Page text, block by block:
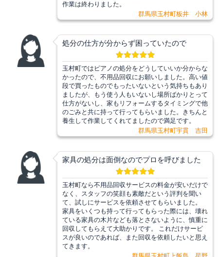
作業は終わりました。
群馬県玉村町板井 小林
処分の仕方が分からず困っていたので
玉村町ではピアノの処分をどうしていいか分からな
かったので、不用品回収にお願いしました。高い値
段で買ったものでもったいないという気持ちもあり
ましたが、もう使う人もいないし場所ばかりとって
仕方がないし、家もリフォームするタイミングで他
のごみと共に持って行ってもらいました。きちんと
養生して作業してくれてましたので満足です。
群馬県玉村町宇貫 吉田
家具の処分は面倒なのでプロを呼びました
玉村町なら不用品回収サービスの料金が安いだけで
なく、スタッフの笑顔も素敵だという評判を聞い
て、試しにサービスを依頼させてもらいました。
家具をいくつも持って行ってもらった際には、壊れ
ている家具の木片なども落とさないように、慎重に
回収してもらえて大助かりです。 これだけサービ
スが良いのであれば、また回収を依頼したいと思え
てきます。
群馬県玉村町上飯島 星野